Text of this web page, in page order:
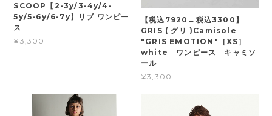
SCOOP【2-3y/3-4y/4-
5y/5-6y/6-7y】リブ ワンピー
ス
¥3,300
【税込7920→税込3300】
GRIS ( グリ )Camisole
"GRIS EMOTION"［XS］
white ワンピース キャミソ
ール
¥3,300